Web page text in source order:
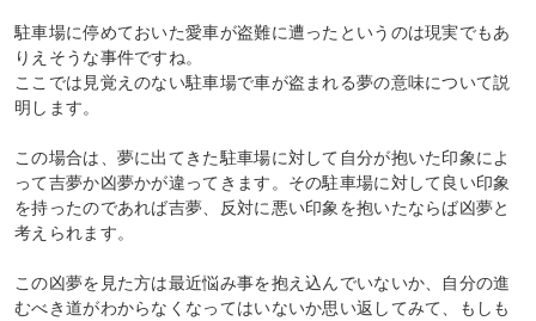
駐車場に停めておいた愛車が盗難に遭ったというのは現実でもあ
りえそうな事件ですね。
ここでは見覚えのない駐車場で車が盗まれる夢の意味について説
明します。
この場合は、夢に出てきた駐車場に対して自分が抱いた印象によ
って吉夢か凶夢かが違ってきます。その駐車場に対して良い印象
を持ったのであれば吉夢、反対に悪い印象を抱いたならば凶夢と
考えられます。
この凶夢を見た方は最近悩み事を抱え込んでいないか、自分の進
むべき道がわからなくなってはいないか思い返してみて、もしも